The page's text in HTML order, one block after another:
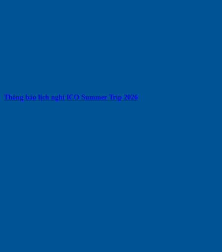
Thông báo lịch nghỉ ICO Summer Trip 2026